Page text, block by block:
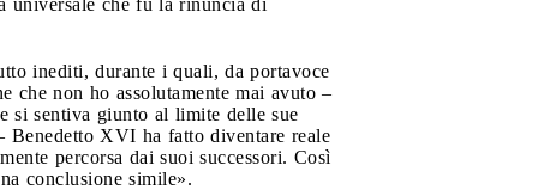
inediti, durante i quali, da portavoce
che non ho assolutamente mai avuto –
si sentiva giunto al limite delle sue
Benedetto XVI ha fatto diventare reale
percorsa dai suoi successori. Così
conclusione simile».